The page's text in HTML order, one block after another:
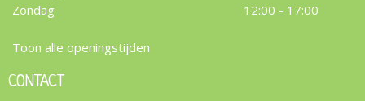
Zondag
12:00 - 17:00
Toon alle openingstijden
CONTACT